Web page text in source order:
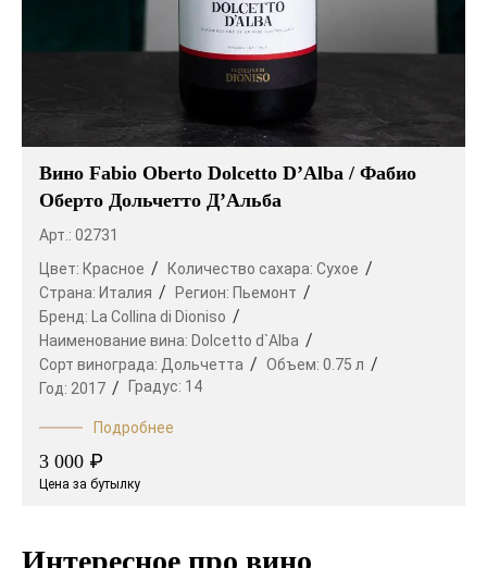
Вино Fabio Oberto Dolcetto D’Alba / Фабио
Оберто Дольчетто Д’Альба
Арт.: 02731
Цвет: Красное Количество сахара: Сухое
Страна: Италия Регион: Пьемонт
Бренд:
La Collina di Dioniso
Наименование вина: Dolcetto d`Alba
Сорт винограда: Дольчетта Объем: 0.75 л
Год: 2017 Градус: 14
Подробнее
3 000 ₽
Цена за бутылку
Интересное про вино